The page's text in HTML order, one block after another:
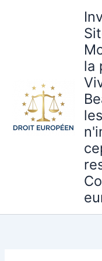
la